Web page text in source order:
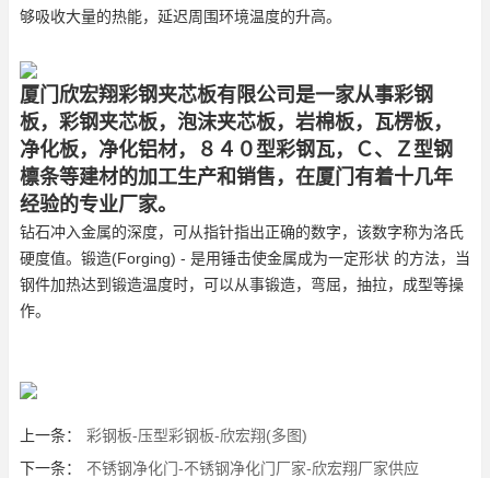
够吸收大量的热能，延迟周围环境温度的升高。
厦门欣宏翔彩钢夹芯板有限公司是一家从事彩钢
板，彩钢夹芯板，泡沫夹芯板，岩棉板，瓦楞板，
净化板，净化铝材，８４０型彩钢瓦，Ｃ、Ｚ型钢
檩条等建材的加工生产和销售，在厦门有着十几年
经验的专业厂家。
钻石冲入金属的深度，可从指针指出正确的数字，该数字称为洛氏
硬度值。锻造(Forging) - 是用锤击使金属成为一定形状 的方法，当
钢件加热达到锻造温度时，可以从事锻造，弯屈，抽拉，成型等操
作。
上一条：
彩钢板-压型彩钢板-欣宏翔(多图)
下一条：
不锈钢净化门-不锈钢净化门厂家-欣宏翔厂家供应